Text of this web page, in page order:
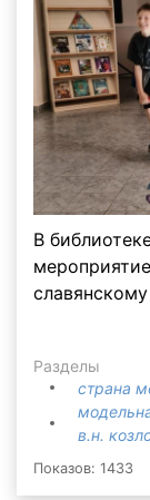
В
Разделы
страна
в.н.
Показов: 1433